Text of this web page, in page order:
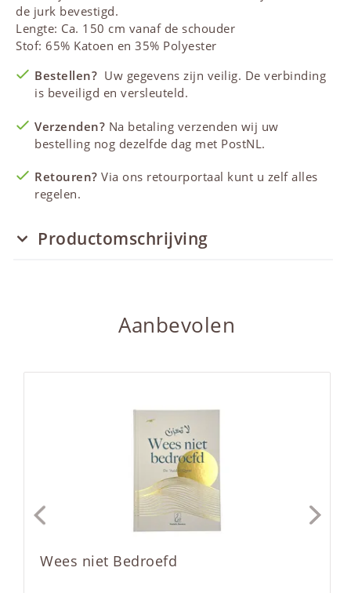
de jurk bevestigd.
Lengte: Ca. 150 cm vanaf de schouder
Stof: 65% Katoen en 35% Polyester
Bestellen? Uw gegevens zijn veilig. De verbinding
is beveiligd en versleuteld.
Verzenden? Na betaling verzenden wij uw
bestelling nog dezelfde dag met PostNL.
Retouren? Via ons retourportaal kunt u zelf alles
regelen.
Productomschrijving
Aanbevolen
Wees niet Bedroefd